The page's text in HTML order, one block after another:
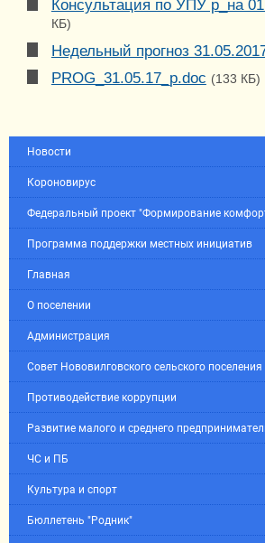
Консультация по УПУ р_на
КБ)
Недельный прогноз
PROG_31.05.17_р.doc (133 КБ)
Новости
Короновирус
Федеральный проект "Формирование
Программа поддержки местных инициатив
Главная
О поселении
Администрация
Совет Нововилговского сельского поселения
Противодействие коррупции
Развитие малого и среднего
ЧС и ПБ
Культура и спорт
Бюллетень "Родник"